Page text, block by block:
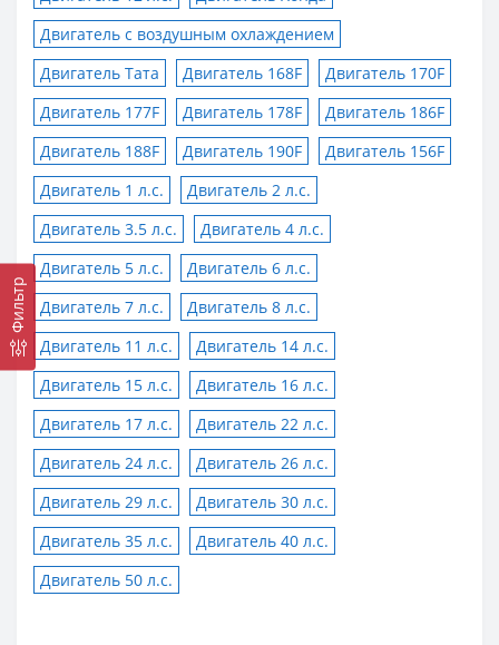
Фильтр
Двигатель с воздушным охлаждением
Двигатель Тата
Двигатель 168F
Двигатель 170F
Двигатель 177F
Двигатель 178F
Двигатель 186F
Двигатель 188F
Двигатель 190F
Двигатель 156F
Двигатель 1 л.с.
Двигатель 2 л.с.
Двигатель 3.5 л.с.
Двигатель 4 л.с.
Двигатель 5 л.с.
Двигатель 6 л.с.
Двигатель 7 л.с.
Двигатель 8 л.с.
Двигатель 11 л.с.
Двигатель 14 л.с.
Двигатель 15 л.с.
Двигатель 16 л.с.
Двигатель 17 л.с.
Двигатель 22 л.с.
Двигатель 24 л.с.
Двигатель 26 л.с.
Двигатель 29 л.с.
Двигатель 30 л.с.
Двигатель 35 л.с.
Двигатель 40 л.с.
Двигатель 50 л.с.